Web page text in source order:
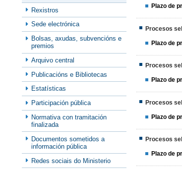
Rexistros
Sede electrónica
Bolsas, axudas, subvencións e
premios
Arquivo central
Publicacións e Bibliotecas
Estatísticas
Participación pública
Normativa con tramitación
finalizada
Documentos sometidos a
información pública
Redes sociais do Ministerio
Plazo de
Procesos
Plazo de
Procesos
Plazo de
Procesos
Plazo de
Procesos
Plazo de